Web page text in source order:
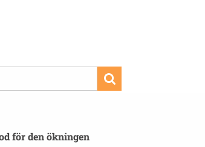
för den ökningen